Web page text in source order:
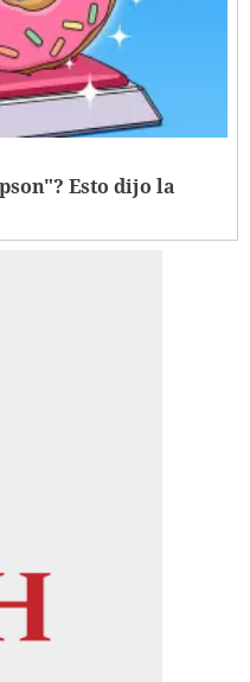
Esto dijo la